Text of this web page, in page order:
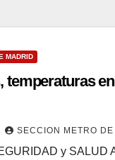
MADRID
temperaturas
SECCION METRO
y SALUD